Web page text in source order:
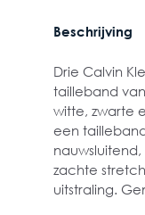
Beschrijving
Drie Calvin
tailleband
witte, zwarte
een
zachte
uitstraling.